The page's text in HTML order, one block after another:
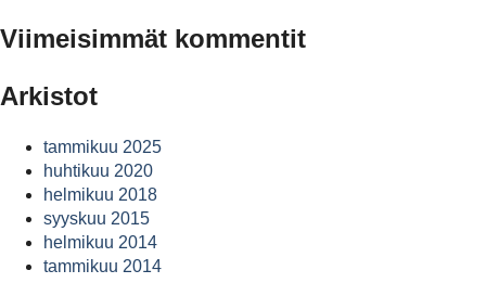
Viimeisimmät kommentit
Arkistot
tammikuu 2025
huhtikuu 2020
helmikuu 2018
syyskuu 2015
helmikuu 2014
tammikuu 2014